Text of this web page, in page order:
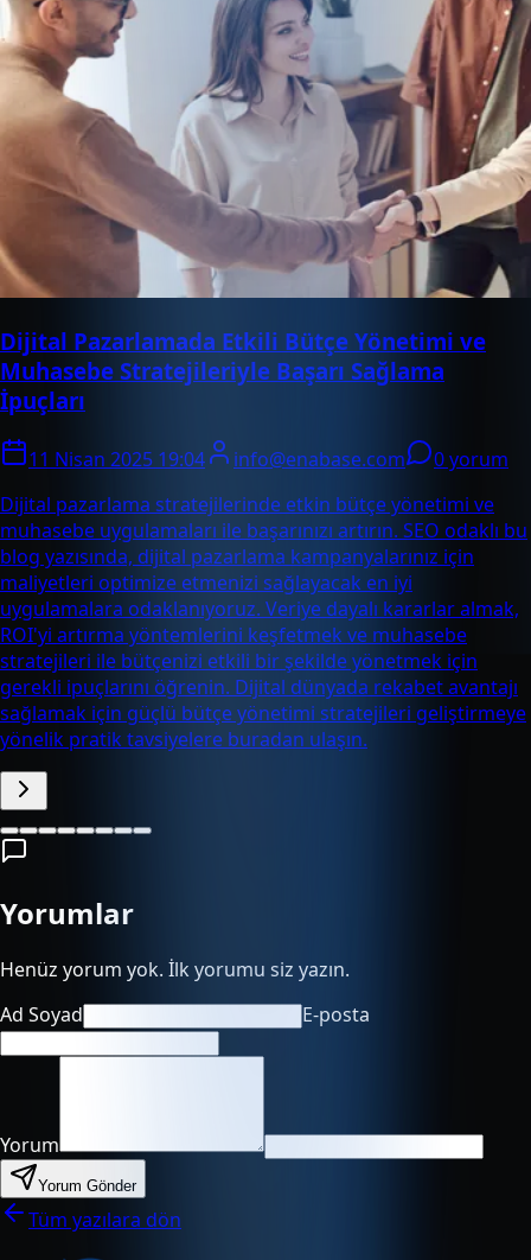
Dijital Pazarlamada Etkili Bütçe Yönetimi ve
Muhasebe Stratejileriyle Başarı Sağlama
İpuçları
11 Nisan 2025 19:04 info@enabase.com
0 yorum
Dijital pazarlama stratejilerinde etkin bütçe yönetimi ve
muhasebe uygulamaları ile başarınızı artırın. SEO odaklı bu
blog yazısında, dijital pazarlama kampanyalarınız için
maliyetleri optimize etmenizi sağlayacak en iyi
uygulamalara odaklanıyoruz. Veriye dayalı kararlar almak,
ROI'yi artırma yöntemlerini keşfetmek ve muhasebe
stratejileri ile bütçenizi etkili bir şekilde yönetmek için
gerekli ipuçlarını öğrenin. Dijital dünyada rekabet avantajı
sağlamak için güçlü bütçe yönetimi stratejileri geliştirmeye
yönelik pratik tavsiyelere buradan ulaşın.
Yorumlar
Henüz yorum yok. İlk yorumu siz yazın.
Ad Soyad
E-posta
Yorum
Yorum Gönder
Tüm yazılara dön